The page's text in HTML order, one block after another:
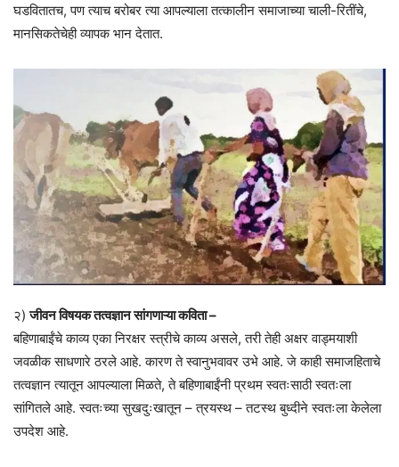
घडवितातच, पण त्याच बरोबर त्या आपल्याला तत्कालीन समाजाच्या चाली-रितींचे,
मानसिकतेचेही व्यापक भान देतात.
२)जीवन विषयक तत्वज्ञान सांगणाऱ्या कविता –
बहिणाबाईंचे काव्य एका निरक्षर स्त्रीचे काव्य असले, तरी तेही अक्षर वाड्मयाशी
जवळीक साधणारे ठरले आहे. कारण ते स्वानुभवावर उभे आहे. जे काही समाजहिताचे
तत्वज्ञान त्यातून आपल्याला मिळते, ते बहिणाबाईंनी प्रथम स्वतःसाठी स्वतःला
सांगितले आहे. स्वतःच्या सुखदुःखातून – त्रयस्थ – तटस्थ बुध्दीने स्वतःला केलेला
उपदेश आहे.